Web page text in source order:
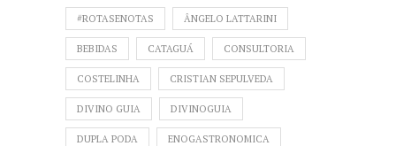
#ROTASENOTAS ÂNGELO LATTARINI
BEBIDAS CATAGUÁ CONSULTORIA
COSTELINHA CRISTIAN SEPULVEDA
DIVINO GUIA DIVINOGUIA
DUPLA PODA ENOGASTRONOMICA